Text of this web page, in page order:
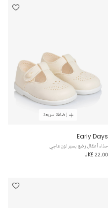
إضافة سريعة
Early Days
حذاء أطفال رضع بسيّر لون عاجي
UK£ 22.00